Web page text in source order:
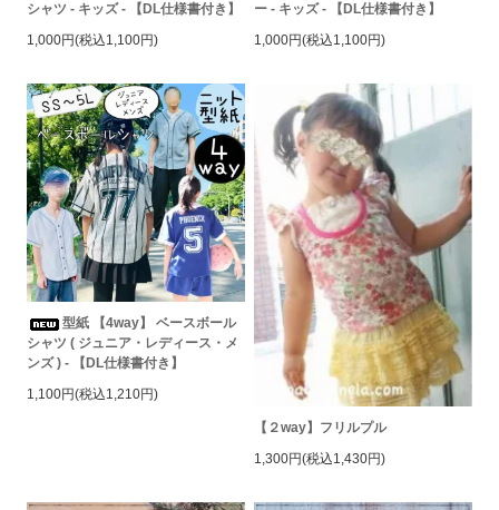
シャツ - キッズ - 【DL仕様書付き】
1,000円(税込1,100円)
ー - キッズ - 【DL仕様書付き】
1,000円(税込1,100円)
型紙 【4way】 ベースボール
シャツ ( ジュニア・レディース・メ
ンズ ) - 【DL仕様書付き】
1,100円(税込1,210円)
【２way】フリルプル
1,300円(税込1,430円)